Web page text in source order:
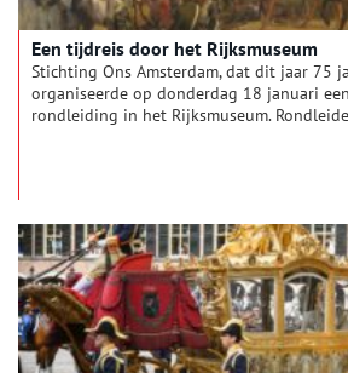
Een tijdreis door het Rijksmuseum
Stichting Ons Amsterdam, dat dit jaar 75
organiseerde op donderdag 18 januari
rondleiding in het Rijksmuseum.